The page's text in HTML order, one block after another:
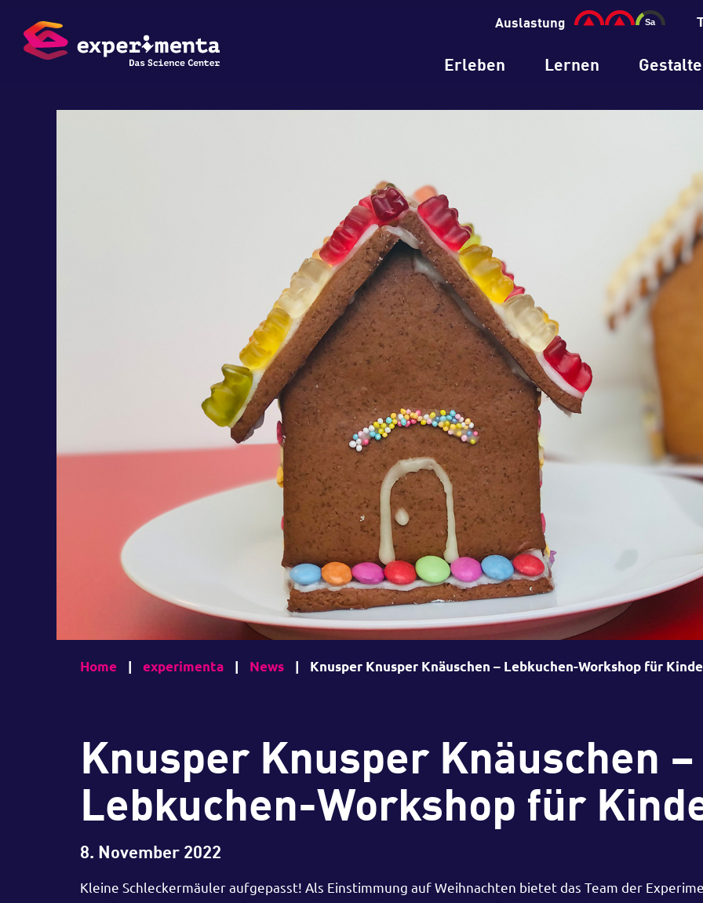
Auslastung
Erleben Lernen
Home | experimenta | News | Knusper Knusper Knäuschen – Lebkuchen-Workshop für
Knusper Knusper Knäuschen –
Lebkuchen-Workshop für
8. November 2022
Kleine Schleckermäuler aufgepasst! Als Einstimmung auf Weihnachten bietet das Team der